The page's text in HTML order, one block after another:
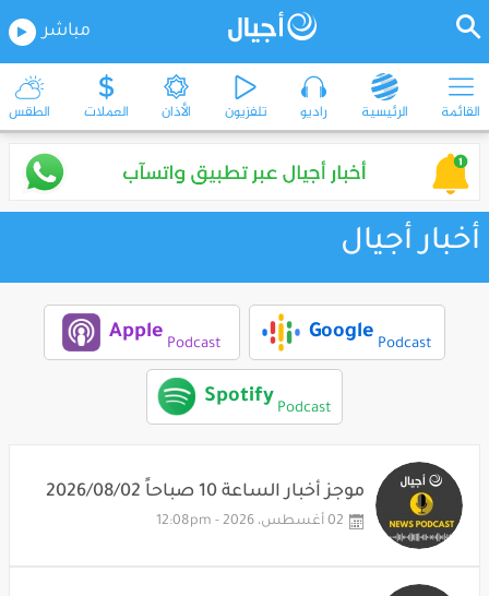
مباشر
القائمة الرئيسية راديو تلفزيون الأذان العملات الطقس
أخبار أجيال
Google
Podcast
Apple
Podcast
Spotify
Podcast
موجز أخبار الساعة 10 صباحاً 2026/08/02
02 أغسطس، 2026 - 12:08pm